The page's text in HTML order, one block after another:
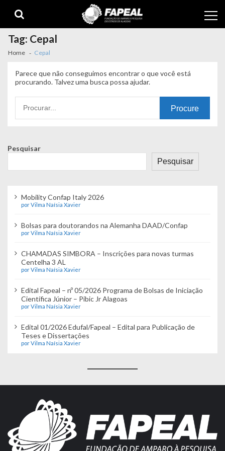
navigation
content
Tag: Cepal
Home Cepal
Parece que não conseguimos encontrar o que você está
procurando. Talvez uma busca possa ajudar.
por:
Pesquisar
Pesquisar
Mobility Confap Italy 2026
por Vilma Naísia Xavier
Bolsas para doutorandos na Alemanha DAAD/Confap
por Vilma Naísia Xavier
CHAMADAS SIMBORA – Inscrições para novas turmas
Centelha 3 AL
por Vilma Naísia Xavier
Edital Fapeal – nº 05/2026 Programa de Bolsas de Iniciação
Científica Júnior – Pibic Jr Alagoas
por Vilma Naísia Xavier
Edital 01/2026 Edufal/Fapeal – Edital para Publicação de
Teses e Dissertações
por Vilma Naísia Xavier